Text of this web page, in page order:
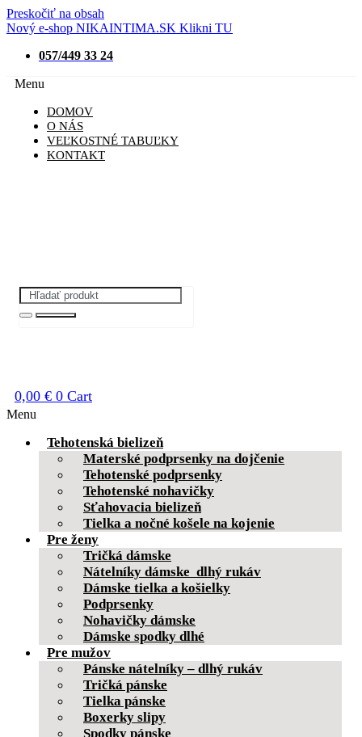
Preskočiť na obsah
Nový e-shop NIKAINTIMA.SK Klikni TU
057/449 33 24
Menu
DOMOV
O NÁS
VEĽKOSTNÉ TABUĽKY
KONTAKT
0,00 € 0 Cart
Menu
Tehotenská bielizeň
Materské podprsenky na dojčenie
Tehotenské podprsenky
Tehotenské nohavičky
Sťahovacia bielizeň
Tielka a nočné košele na kojenie
Pre ženy
Tričká dámske
Nátelníky dámske dlhý rukáv
Dámske tielka a košielky
Podprsenky
Nohavičky dámske
Dámske spodky dlhé
Pre mužov
Pánske nátelníky – dlhý rukáv
Tričká pánske
Tielka pánske
Boxerky slipy
Spodky pánske